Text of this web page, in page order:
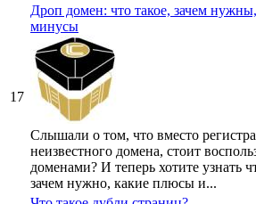
17
Дроп домен: что такое, зачем
минусы
Слышали о том, что вместо
неизвестного домена, стоит
доменами? И теперь хотите узнать
зачем нужно, какие плюсы и...